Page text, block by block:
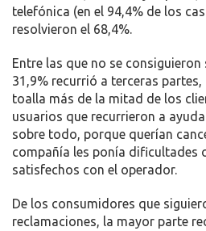
telefónica (en el 94,4% de los
resolvieron el 68,4%.
Entre las que no se
31,9% recurrió a terceras
toalla más de la mitad de los
usuarios que recurrieron a
sobre todo, porque querían
compañía les ponía dificultades
satisfechos con el operador.
De los consumidores que
reclamaciones, la mayor parte